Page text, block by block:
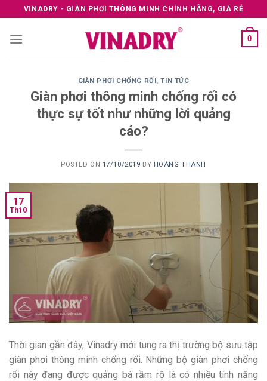
to
content
VINADRY - GIÀN PHƠI THÔNG MINH CHÍNH HÃNG, GIÁ RẺ
0
GIÀN PHƠI CHỐNG RỐI,TIN TỨC
Giàn phơi thông minh chống rối có
thực sự tốt như những lời quảng
cáo?
POSTED ON 17/10/2019 BY HOÀNG THANH
17
Th10
Thời gian gần đây, Vinadry mới tung ra thị trường bộ sưu tập
giàn phơi thông minh chống rối. Những bộ giàn phơi chống
rối này đang được quảng bá rầm rộ là có nhiều tính năng